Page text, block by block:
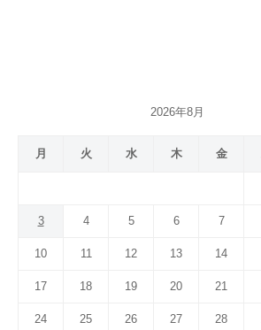
2026年8月
月 火 水 木 金
3 4 5 6 7
10 11 12 13 14
17 18 19 20 21
24 25 26 27 28